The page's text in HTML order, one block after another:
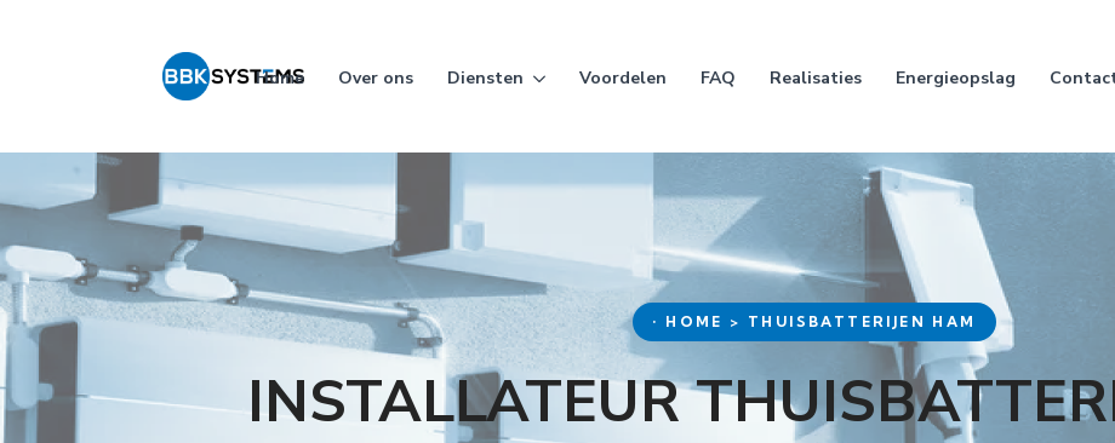
Home Over ons Diensten Voordelen FAQ Realisaties Energieopslag
• HOME > THUISBATTERIJEN HAM
INSTALLATEUR